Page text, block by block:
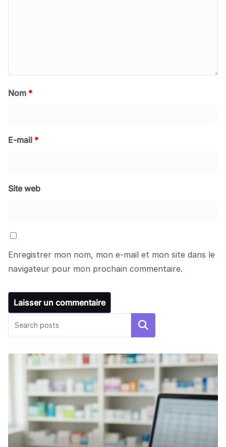
Nom *
E-mail *
Site web
Enregistrer mon nom, mon e-mail et mon site dans le
navigateur pour mon prochain commentaire.
Rechercher